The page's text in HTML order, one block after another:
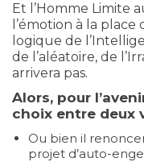
Et l’Homme Limite
l’émotion à la place
logique de
de l’aléatoire, de
arrivera pas.
Alors, pour
choix entre deux
Ou bien il
projet d’auto-